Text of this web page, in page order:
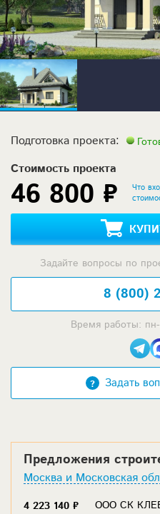
Подготовка проекта:
Стоимость проекта
46 800 ₽
Что
Задайте вопросы по
8 (800)
Время работы:
Задать
Предложения
Москва и Московская
4 223 140 ₽
ООО СК